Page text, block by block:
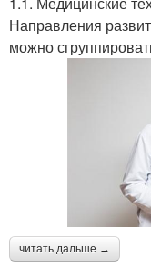
Направления
можно
читать дальше →